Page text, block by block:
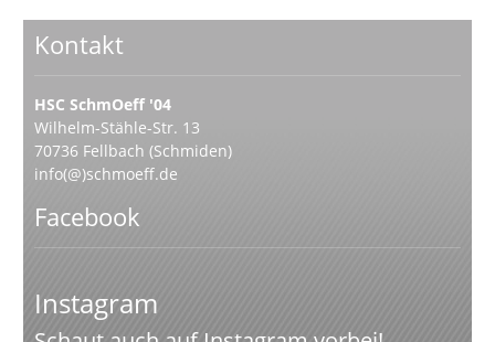
Kontakt
HSC SchmOeff '04
Wilhelm-Stähle-Str. 13
70736 Fellbach (Schmiden)
info(@)schmoeff.de
Facebook
Instagram